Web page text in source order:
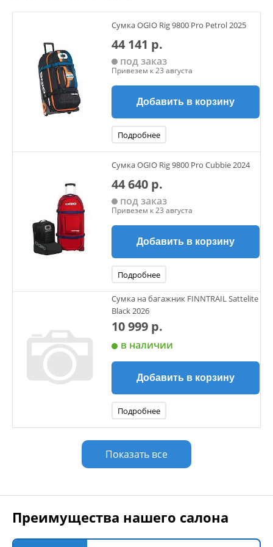
HARD-TEX
позволяет ногам дышать и не пропускает влагу внутрь.
Высокая эргономичная конструкция надёжно фиксирует
голеностоп, защищая от травм и вывихов.
Анатомическая стелька и промежуточная подошва из
обеспечивают усиленную амортизацию, чтобы ноги
меньше уставали во время долгих переходов.
Высокая подошва с глубоким протектором для надёжного
Специальная петля для удобства переобувания.
Сумка OGIO Rig 9800 Pro Petrol 2025
44 141 р.
под заказ
Привезем к 23 августа
Добавить в корзину
Подробнее
Сумка OGIO Rig 9800 Pro Cubbie 2024
44 640 р.
под заказ
Привезем к 23 августа
Добавить в корзину
Подробнее
Сумка на багажник FINNTRAIL Sattelite
Black 2026
10 999 р.
в наличии
Добавить в корзину
Подробнее
Показать все
Преимущества нашего салона